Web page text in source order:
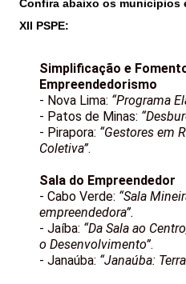
Confira abaixo os municípios
XII PSPE:
Simplificação e
Empreendedorismo
- Nova Lima: “Programa
- Patos de Minas:
- Pirapora: “Gestores em
Coletiva”.
Sala do Empreendedor
- Cabo Verde: “Sala
empreendedora”.
- Jaíba: “Da Sala ao
o Desenvolvimento”.
- Janaúba: “Janaúba: